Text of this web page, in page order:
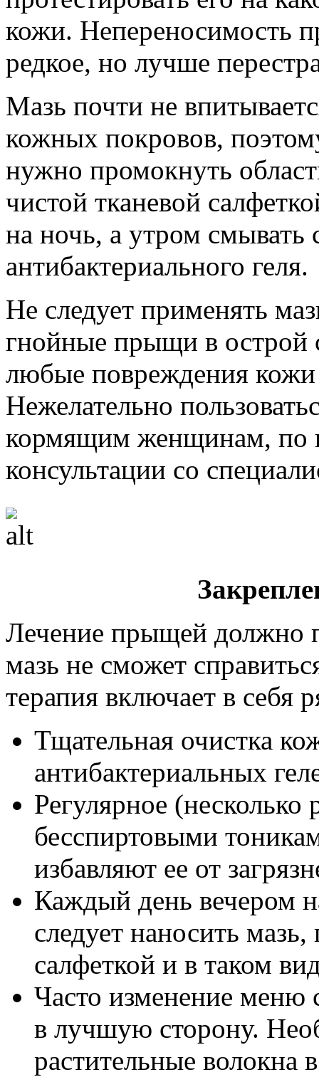
кожи. Непереносимость
редкое, но лучше
Мазь почти не
кожных покровов,
нужно промокнуть
чистой тканевой
на ночь, а утром
антибактериального геля.
Не следует применять
гнойные прыщи в острой
любые повреждения
Нежелательно
кормящим женщинам, по
консультации со
Лечение прыщей должно
мазь не сможет
терапия включает в себя
Тщательная очистка
антибактериальных
Регулярное
бесспиртовыми
избавляют ее от
Каждый день вечером
следует наносить
салфеткой и в таком
Часто изменение меню
в лучшую сторону.
растительные волокна